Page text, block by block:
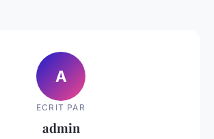
A
ECRIT PAR
admin